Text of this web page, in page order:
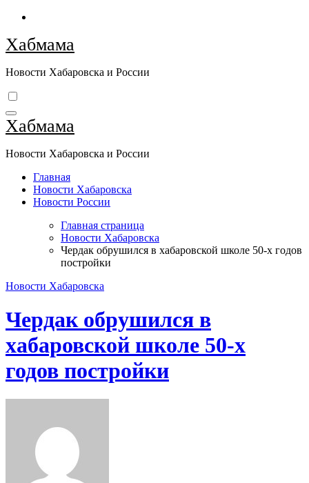
Перейти
содержимому
Хабмама
Новости Хабаровска и России
Хабмама
Новости Хабаровска и России
Главная
Новости Хабаровска
Новости России
Главная страница
Новости Хабаровска
Чердак обрушился в хабаровской школе 50-х годов
постройки
Новости Хабаровска
Чердак обрушился в
хабаровской школе 50-х
годов постройки